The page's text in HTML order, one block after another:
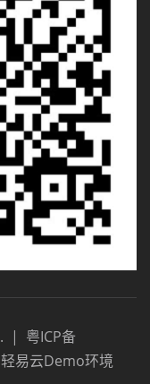
. | 粤ICP备
轻易云Demo环境